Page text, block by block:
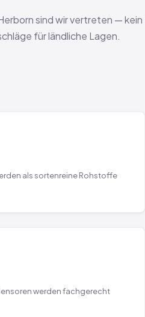
sind wir vertreten — kein
für ländliche Lagen.
als sortenreine Rohstoffe
werden fachgerecht